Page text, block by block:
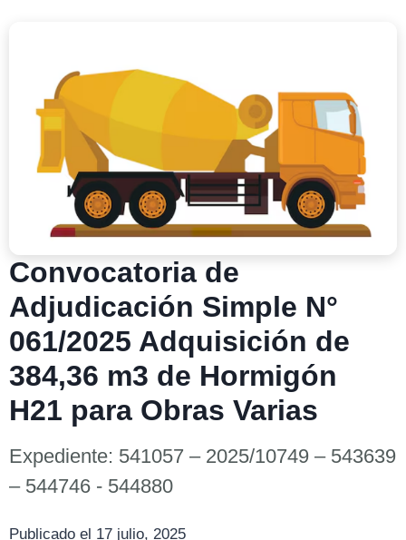
Convocatoria de
Adjudicación Simple N°
061/2025 Adquisición de
384,36 m3 de Hormigón
H21 para Obras Varias
Expediente: 541057 – 2025/10749 – 543639
– 544746 - 544880
Publicado el 17 julio, 2025